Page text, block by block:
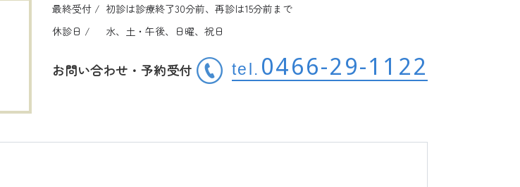
最終受付 / 初診は診療終了30分前、再診は15分前まで
休診日 /
水、土・午後、日曜、祝日
お問い合わせ・予約受付 0466-29-1122